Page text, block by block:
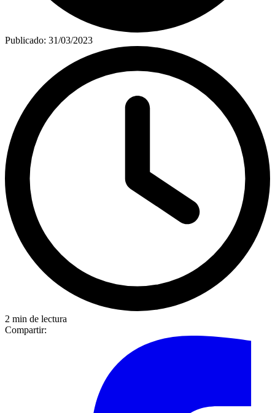
Publicado: 31/03/2023
2 min de lectura
Compartir: